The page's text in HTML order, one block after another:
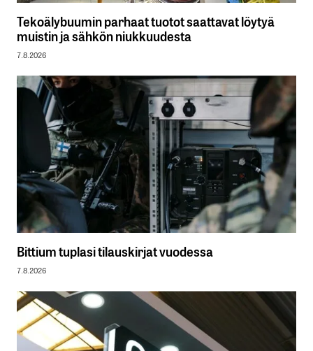
Tekoälybuumin parhaat tuotot saattavat löytyä
muistin ja sähkön niukkuudesta
7.8.2026
Bittium tuplasi tilauskirjat vuodessa
7.8.2026